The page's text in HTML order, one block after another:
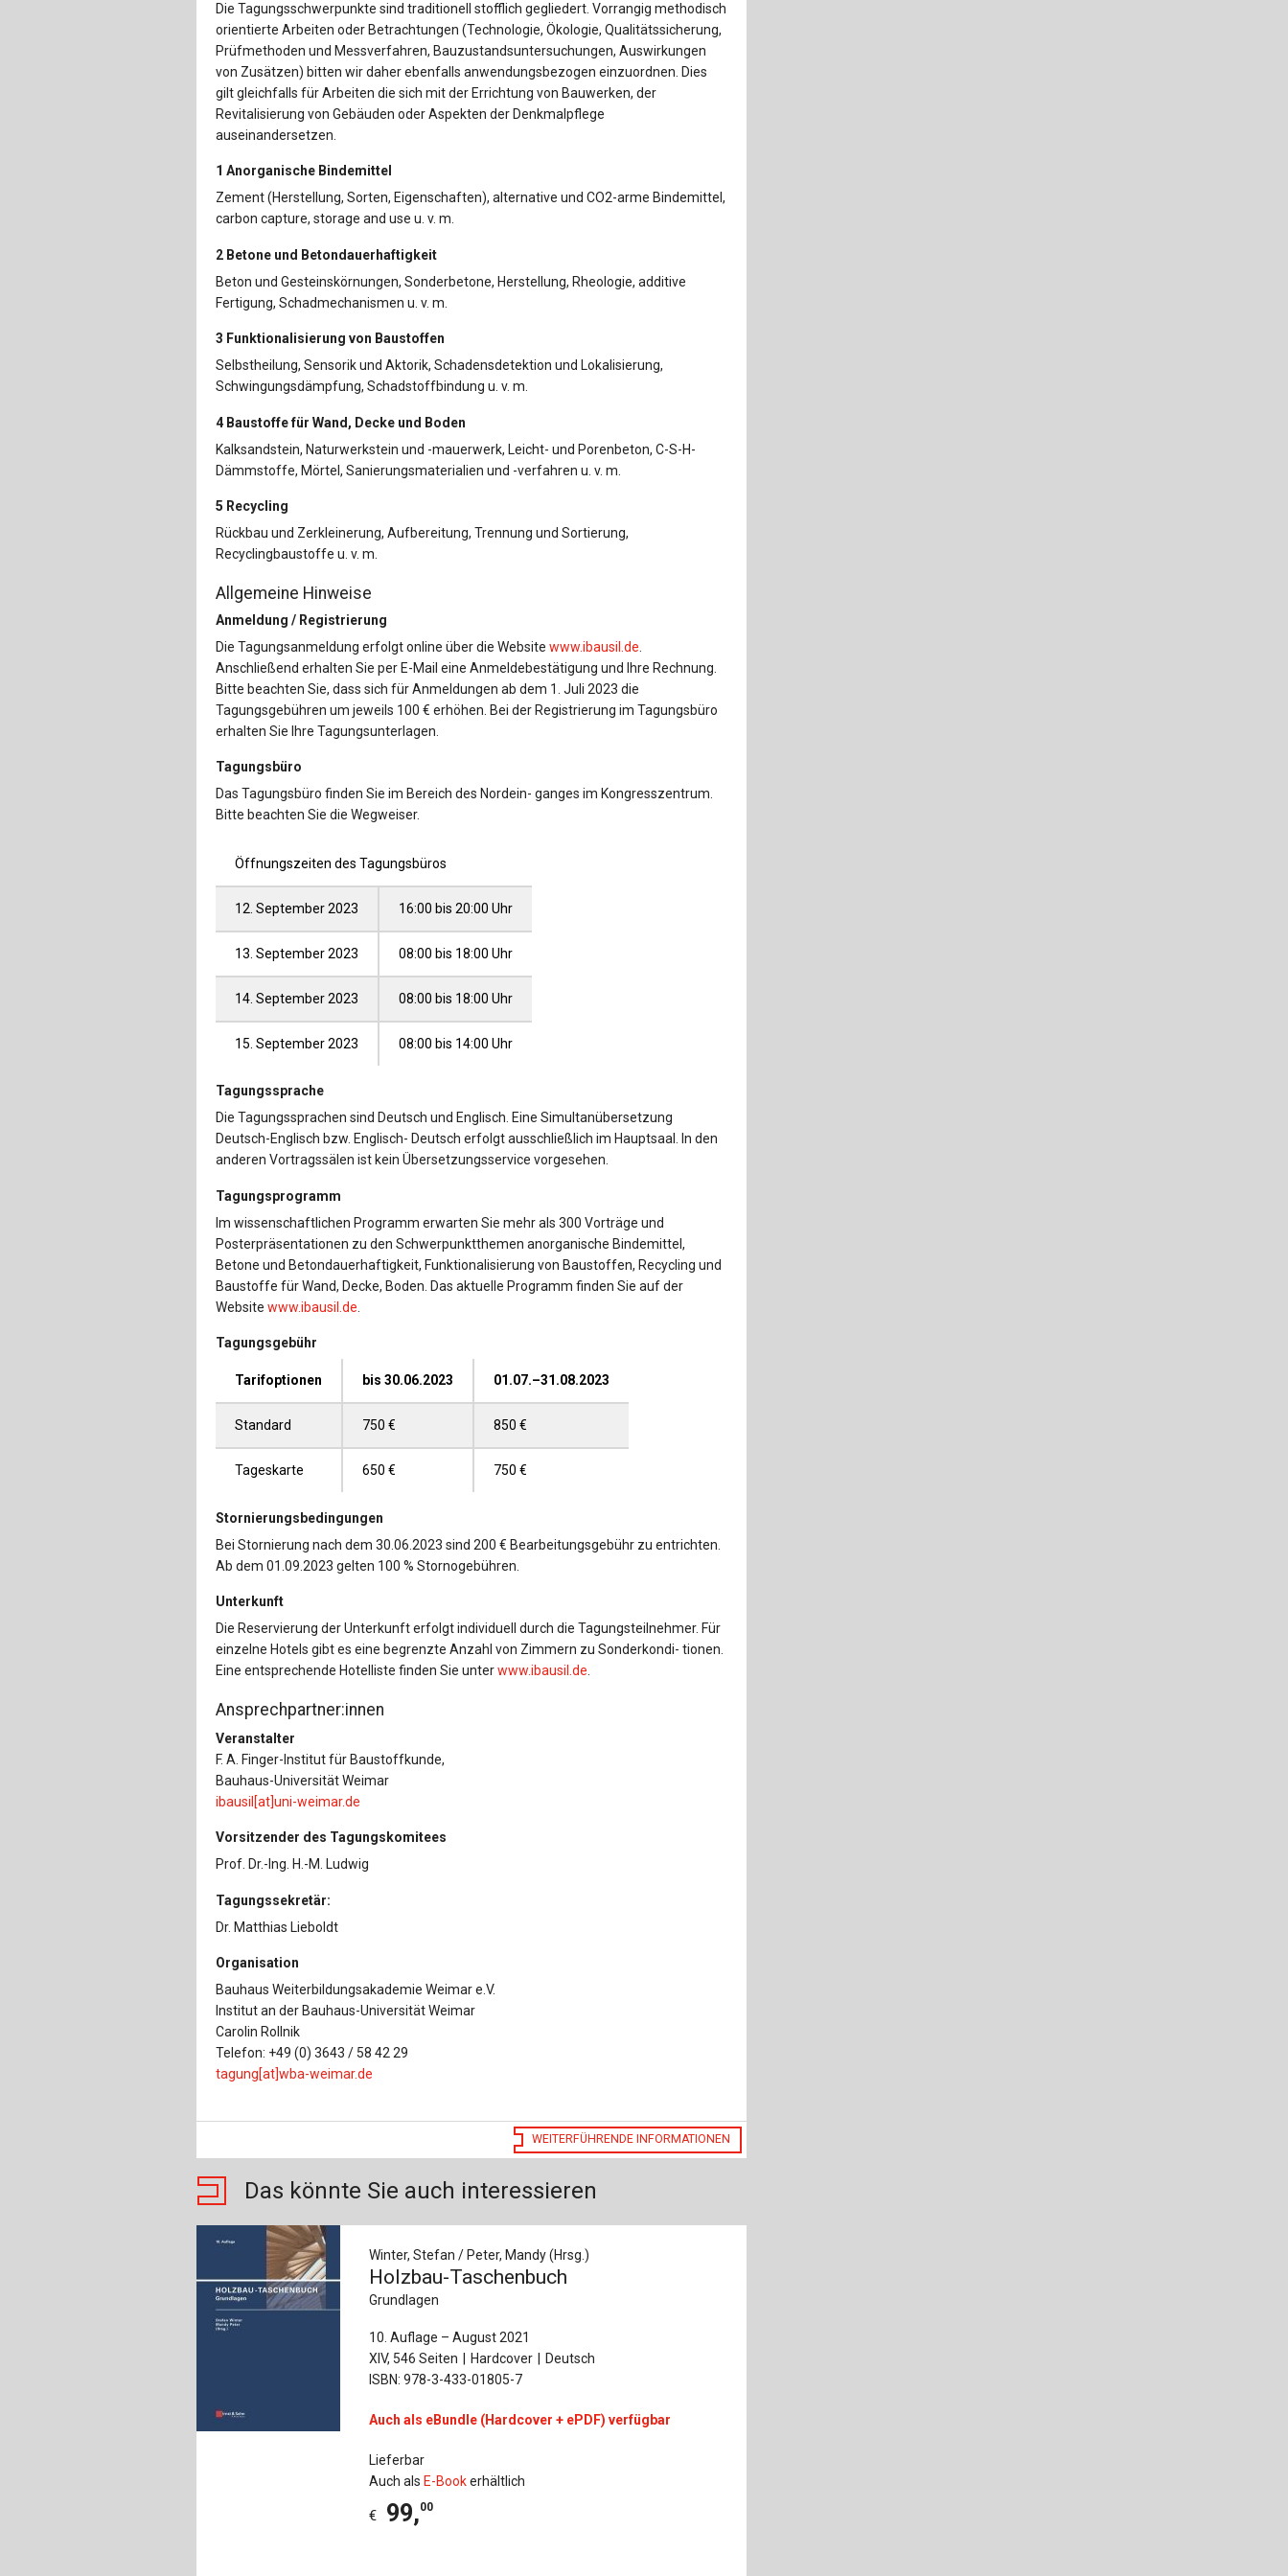
Die Tagungsschwerpunkte sind traditionell stofflich gegliedert. Vorrangig methodisch
orientierte Arbeiten oder Betrachtungen (Technologie, Ökologie, Qualitätssicherung,
Prüfmethoden und Messverfahren, Bauzustandsuntersuchungen, Auswirkungen
von Zusätzen) bitten wir daher ebenfalls anwendungsbezogen einzuordnen. Dies
gilt gleichfalls für Arbeiten die sich mit der Errichtung von Bauwerken, der
Revitalisierung von Gebäuden oder Aspekten der Denkmalpflege
auseinandersetzen.
1 Anorganische Bindemittel
Zement (Herstellung, Sorten, Eigenschaften), alternative und CO2-arme Bindemittel,
carbon capture, storage and use u. v. m.
2 Betone und Betondauerhaftigkeit
Beton und Gesteinskörnungen, Sonderbetone, Herstellung, Rheologie, additive
Fertigung, Schadmechanismen u. v. m.
3 Funktionalisierung von Baustoffen
Selbstheilung, Sensorik und Aktorik, Schadensdetektion und Lokalisierung,
Schwingungsdämpfung, Schadstoffbindung u. v. m.
4 Baustoffe für Wand, Decke und Boden
Kalksandstein, Naturwerkstein und -mauerwerk, Leicht- und Porenbeton, C-S-H-
Dämmstoffe, Mörtel, Sanierungsmaterialien und -verfahren u. v. m.
5 Recycling
Rückbau und Zerkleinerung, Aufbereitung, Trennung und Sortierung,
Recyclingbaustoffe u. v. m.
Allgemeine Hinweise
Anmeldung / Registrierung
Die Tagungsanmeldung erfolgt online über die Websitewww.ibausil.de
Anschließend erhalten Sie per E-Mail eine Anmeldebestätigung und Ihre Rechnung.
Bitte beachten Sie, dass sich für Anmeldungen ab dem 1. Juli 2023 die
Tagungsgebühren um jeweils 100 € erhöhen. Bei der Registrierung im Tagungsbüro
erhalten Sie Ihre Tagungsunterlagen.
Tagungsbüro
Das Tagungsbüro finden Sie im Bereich des Nordein- ganges im Kongresszentrum.
Bitte beachten Sie die Wegweiser.
Öffnungszeiten des Tagungsbüros
12. September 2023 16:00 bis 20:00 Uhr
13. September 2023 08:00 bis 18:00 Uhr
14. September 2023 08:00 bis 18:00 Uhr
15. September 2023 08:00 bis 14:00 Uhr
Tagungssprache
Die Tagungssprachen sind Deutsch und Englisch. Eine Simultanübersetzung
Deutsch-Englisch bzw. Englisch- Deutsch erfolgt ausschließlich im Hauptsaal. In den
anderen Vortragssälen ist kein Übersetzungsservice vorgesehen.
Tagungsprogramm
Im wissenschaftlichen Programm erwarten Sie mehr als 300 Vorträge und
Posterpräsentationen zu den Schwerpunktthemen anorganische Bindemittel,
Betone und Betondauerhaftigkeit, Funktionalisierung von Baustoffen, Recycling und
Baustoffe für Wand, Decke, Boden. Das aktuelle Programm finden Sie auf der
Websitewww.ibausil.de
Tagungsgebühr
Tarifoptionen bis 30.06.2023 01.07.–31.08.2023
Standard 750 € 850 €
Tageskarte 650 € 750 €
Stornierungsbedingungen
Bei Stornierung nach dem 30.06.2023 sind 200 € Bearbeitungsgebühr zu entrichten.
Ab dem 01.09.2023 gelten 100 % Stornogebühren.
Unterkunft
Die Reservierung der Unterkunft erfolgt individuell durch die Tagungsteilnehmer. Für
einzelne Hotels gibt es eine begrenzte Anzahl von Zimmern zu Sonderkondi- tionen.
Eine entsprechende Hotelliste finden Sie unterwww.ibausil.de
Ansprechpartner:innen
Veranstalter
F. A. Finger-Institut für Baustoffkunde,
Bauhaus-Universität Weimar
ibausil[at]uni-weimar.de
Vorsitzender des Tagungskomitees
Prof. Dr.-Ing. H.-M. Ludwig
Tagungssekretär:
Dr. Matthias Lieboldt
Organisation
Bauhaus Weiterbildungsakademie Weimar e.V.
Institut an der Bauhaus-Universität Weimar
Carolin Rollnik
Telefon: +49 (0) 3643 / 58 42 29
tagung[at]wba-weimar.de
WEITERFÜHRENDE INFORMATIONEN
Das könnte Sie auch interessieren
Winter, Stefan / Peter, Mandy (Hrsg.)
Holzbau-Taschenbuch
Grundlagen
10. Auflage – August 2021
XIV, 546 Seiten
Hardcover
Deutsch
ISBN: 978-3-433-01805-7
Auch als eBundle (Hardcover + ePDF) verfügbar
Lieferbar
Auch als E-Bookerhältlich
€ 99,00